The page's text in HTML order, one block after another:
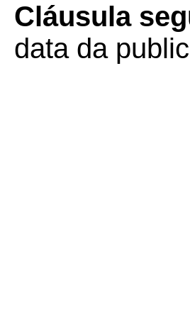
Cláusula
data da